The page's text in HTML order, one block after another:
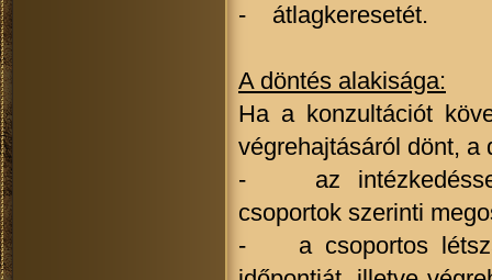
- átlagkeresetét.
A döntés alakisága:
Ha a konzultációt
végrehajtásáról dönt, a
- az intézkedéssel
csoportok szerinti
- a csoportos